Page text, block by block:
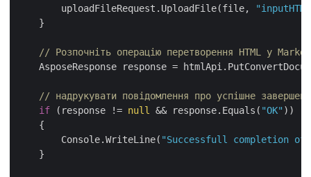
        uploadFileRequest.UploadFile(file,
    }
// Розпочніть операцію перетворення HTML у
AsposeResponse response =
// надрукувати повідомлення про успішне
if (response != null && response.Equals( "OK" ))
    {
        Console.WriteLine(
"Successfull completion of
    }